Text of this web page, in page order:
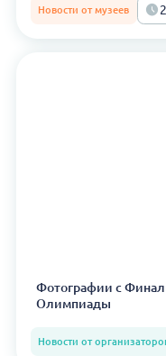
Новости от музеев
Фотографии с
Олимпиады
Новости от